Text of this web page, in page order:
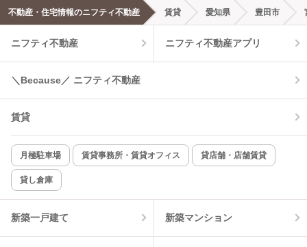
エアコンあり 都市ガス
温水洗浄便座 オートロック
コンロ2口以上
新着のみ インターネット無料
該当件数:
3
不動産・住宅情報のニフティ不動産 賃貸 愛知県 豊田市
ニフティ不動産 ニフティ不動産アプリ
＼Because／ ニフティ不動産
賃貸
月極駐車場 賃貸事務所・賃貸オフィス 貸店舗・店舗賃貸
貸し倉庫
新築一戸建て 新築マンション